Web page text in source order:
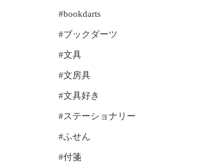
#bookdarts
#ブックダーツ
#文具
#文房具
#文具好き
#ステーショナリー
#ふせん
#付箋